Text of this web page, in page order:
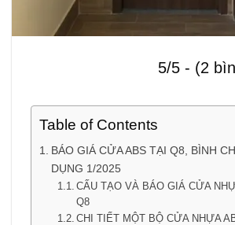
5/5 - (2
Table of Contents
BÁO GIÁ CỬA ABS TẠI Q8, BÌNH
DỤNG 1/2025
CẤU TẠO VÀ BÁO GIÁ CỬA
Q8
CHI TIẾT MỘT BỘ CỬA NHỰA